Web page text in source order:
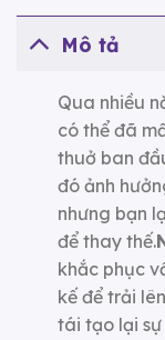
Mô tả
Qua nhiều
có thể đã
thuở ban
đó ảnh
nhưng bạn
để thay thế.
khắc phục
kế để trải
tái tạo lại